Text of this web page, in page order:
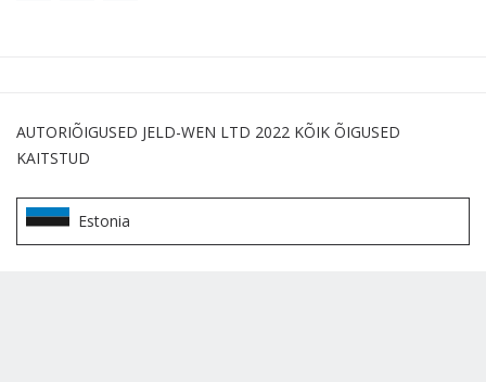
AUTORIÕIGUSED JELD-WEN LTD 2022 KÕIK ÕIGUSED
KAITSTUD
Estonia